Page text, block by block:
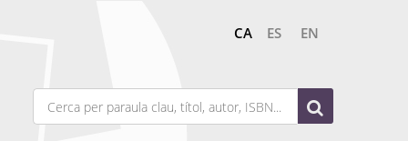
CA ES EN